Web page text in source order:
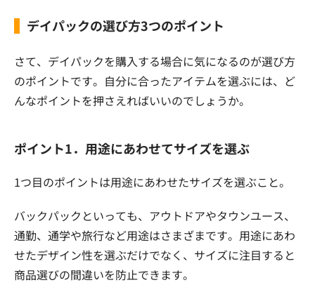
デイパックの選び方3つのポイント
さて、デイパックを購入する場合に気になるのが選び方
のポイントです。自分に合ったアイテムを選ぶには、ど
んなポイントを押さえればいいのでしょうか。
ポイント1．用途にあわせてサイズを選ぶ
1つ目のポイントは用途にあわせたサイズを選ぶこと。
バックパックといっても、アウトドアやタウンユース、
通勤、通学や旅行など用途はさまざまです。用途にあわ
せたデザイン性を選ぶだけでなく、サイズに注目すると
商品選びの間違いを防止できます。